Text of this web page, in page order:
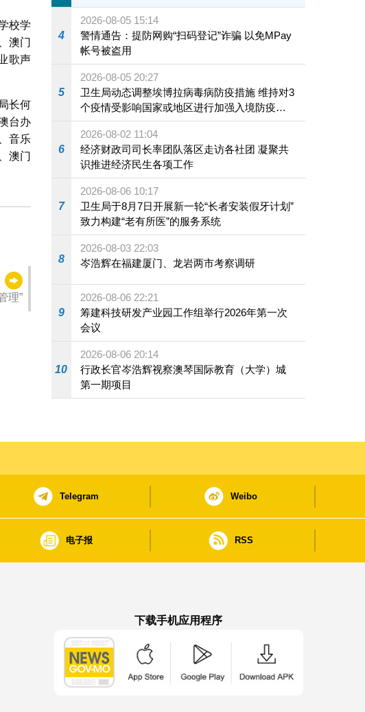
校学
澳门
歌声
长何
台办
音乐
澳门
理”
4
2026-08-05 15:14
警情通告：提防网购“扫码登记”诈骗 以免MPay
帐号被盗用
5
2026-08-05 20:27
卫生局动态调整埃博拉病毒病防疫措施 维持对3
个疫情受影响国家或地区进行加强入境防疫措
施
6
2026-08-02 11:04
经济财政司司长率团队落区走访各社团 凝聚共
识推进经济民生各项工作
7
2026-08-06 10:17
卫生局于8月7日开展新一轮“长者安装假牙计划”
致力构建“老有所医”的服务系统
8
2026-08-03 22:03
岑浩辉在福建厦门、龙岩两市考察调研
9
2026-08-06 22:21
筹建科技研发产业园工作组举行2026年第一次
会议
10
2026-08-06 20:14
行政长官岑浩辉视察澳琴国际教育（大学）城
第一期项目
Telegram Weibo
电子报 RSS
下载手机应用程序